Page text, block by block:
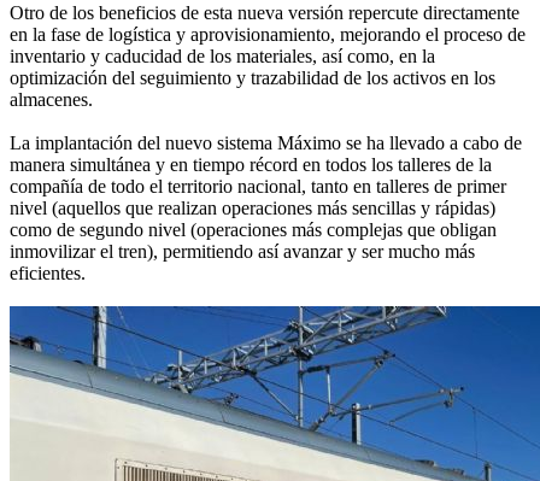
Otro de los beneficios de esta nueva versión repercute directamente
en la fase de logística y aprovisionamiento, mejorando el proceso de
inventario y caducidad de los materiales, así como, en la
optimización del seguimiento y trazabilidad de los activos en los
almacenes.
La implantación del nuevo sistema Máximo se ha llevado a cabo de
manera simultánea y en tiempo récord en todos los talleres de la
compañía de todo el territorio nacional, tanto en talleres de primer
nivel (aquellos que realizan operaciones más sencillas y rápidas)
como de segundo nivel (operaciones más complejas que obligan
inmovilizar el tren), permitiendo así avanzar y ser mucho más
eficientes.